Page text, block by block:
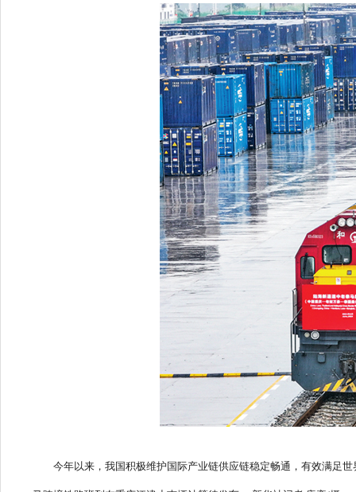
今年以来，我国积极维护国际产业链供应链稳定畅通，有效满足